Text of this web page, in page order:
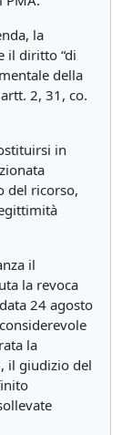
la
il diritto “di
della
2, 31, co.
in
del ricorso,
il
la revoca
24 agosto
la
il giudizio del